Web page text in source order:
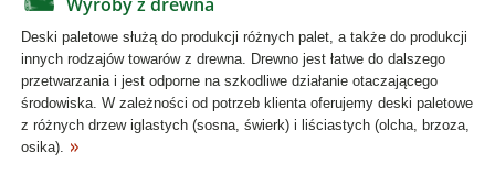
Deski paletowe służą do produkcji różnych palet, a także do produkcji
innych rodzajów towarów z drewna. Drewno jest łatwe do dalszego
przetwarzania i jest odporne na szkodliwe działanie otaczającego
środowiska. W zależności od potrzeb klienta oferujemy deski paletowe
z różnych drzew iglastych (sosna, świerk) i liściastych (olcha, brzoza,
osika).